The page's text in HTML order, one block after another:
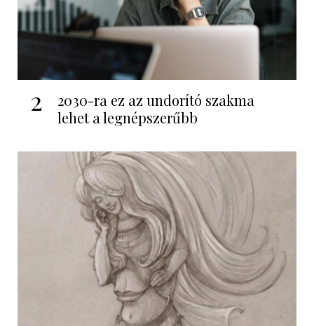
2
2030-ra ez az undorító szakma
lehet a legnépszerűbb